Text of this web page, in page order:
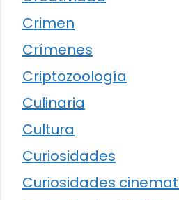
Crimen
Crímenes
Criptozoología
Culinaria
Cultura
Curiosidades
Curiosidades